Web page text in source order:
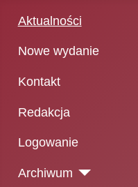
Aktualności
Nowe wydanie
Kontakt
Redakcja
Logowanie
Archiwum